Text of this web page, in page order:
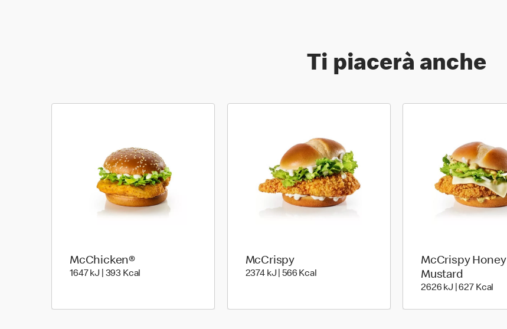
Ti piacerà anche
McChicken®
1647 kJ | 393 Kcal 1647 kiloJoule | 393 kilo calories
McCrispy
2374 kJ | 566 Kcal2374 kiloJoule | 566 kilo calories
McCrispy Honey
Mustard
2626 kJ | 627 Kcal